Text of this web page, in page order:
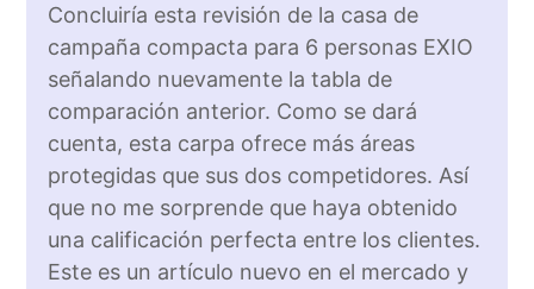
Concluiría esta revisión de la casa de
campaña compacta para 6 personas EXIO
señalando nuevamente la tabla de
comparación anterior. Como se dará
cuenta, esta carpa ofrece más áreas
protegidas que sus dos competidores. Así
que no me sorprende que haya obtenido
una calificación perfecta entre los clientes.
Este es un artículo nuevo en el mercado y